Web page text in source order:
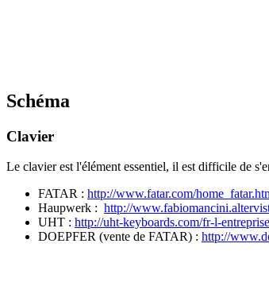
Schéma
Clavier
Le clavier est l'élément essentiel, il est difficile de
FATAR : http://www.fatar.com/
Haupwerk : http://
UHT : http://uht-keyboards.com/fr-l-entreprise
DOEPFER (vente de FATAR) : http://